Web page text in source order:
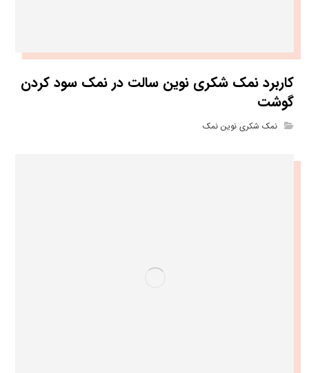
کاربرد نمک شکری نوین سالت در نمک سود کردن
گوشت
نمک شکری نوین نمک